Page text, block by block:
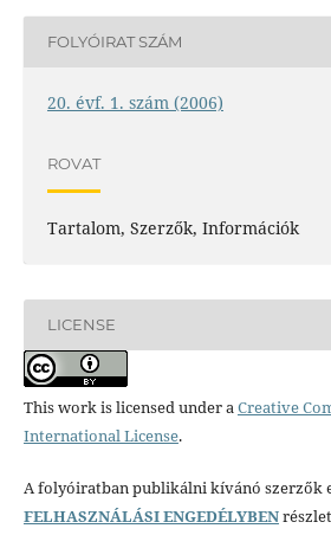
FOLYÓIRAT SZÁM
20. évf. 1. szám (2006)
ROVAT
Tartalom, Szerzők, Információk
LICENSE
This work is licensed under aCreative
International License.
A folyóiratban publikálni kívánó szerzők
FELHASZNÁLÁSI ENGEDÉLYBEN